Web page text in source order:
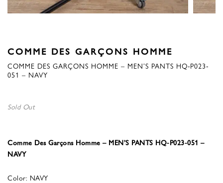
COMME DES GARÇONS HOMME
COMME DES GARÇONS HOMME – MEN’S PANTS HQ-P023-
051 – NAVY
Sold Out
Comme Des Garçons Homme – MEN’S PANTS HQ-P023-051 –
NAVY
Color: NAVY